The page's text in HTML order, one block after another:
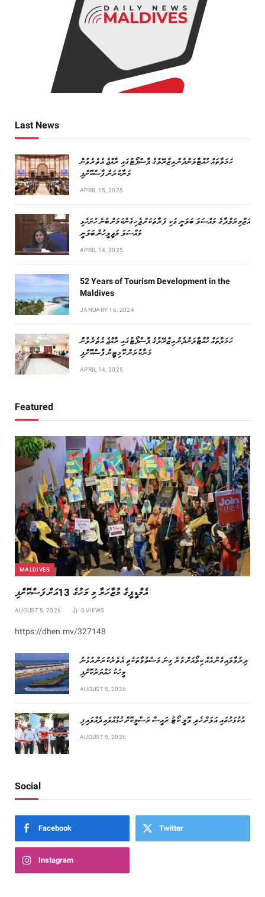
Last News
ހަމަލާތައް ހުއްޓާލަންދެން އިޒްރޭލުގެ ޕާސްޕޯޓުގައި ރާއްޖެ އެތެރެވުން
މަނާކުރަން ފާސްކޮށްފި
APRIL 15, 2025
އަޒްމިރަލްދާގެ މައްސަލަ ބަލަނީ ވަކި ފަރާތަކަށް ޖެހިގެންކަމަށް ބުނެ ހުށަހެޅި
މައްސަލަ މަޖިލީހުން ބަލަނީ
APRIL 14, 2025
52 Years of Tourism Development in the
Maldives
JANUARY 16, 2024
ހަމަލާތައް ހުއްޓާލަންދެން އިޒްރޭލުގެ ޕާސްޕޯޓުގައި ރާއްޖެ އެތެރެވުން
މަނާކުރަން ކޮމިޓީން ފާސްކޮށްފި
APRIL 14, 2025
Featured
MALDIVES
އެމްޑީޕީގެ މުޒާހަރާ މި މަހުގެ 13އަށް ފަސްކޮށްފި
AUGUST 5, 2026 0VIEWS
https://dhen.mv/327148
‏ދިރުވާލައިގެން އެއް ކިލޯއަށް ވުރެ ގިނަ މަސްތުވާތަކެތި އެތެރެކުރަން އުޅުނު
މީހަކު ހައްޔަރުކޮށްފި
AUGUST 5, 2026
އުކުޅަހުގައި އަލަށް ހެދި ވޮލީ ކޯޓު ރައީސް ރަސްމީކޮށް ހުޅުއްވައިދެއްވައިފި
AUGUST 5, 2026
Social
Facebook Twitter
Instagram